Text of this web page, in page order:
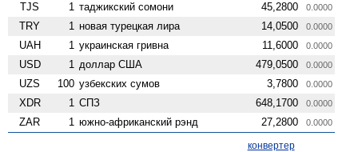
TJS 1 таджикский сомони 45,2800 0.0000
TRY 1 новая турецкая лира 14,0500 0.0000
UAH 1 украинская гривна 11,6000 0.0000
USD 1 доллар США 479,0500 0.0000
UZS 100 узбекских сумов 3,7800 0.0000
XDR 1 СПЗ 648,1700 0.0000
ZAR 1 южно-африканский рэнд 27,2800 0.0000
конвертер